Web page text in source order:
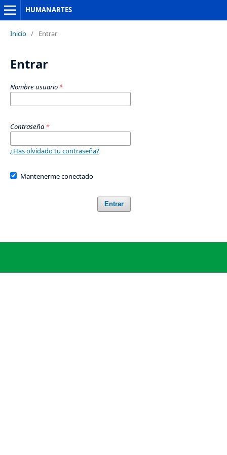
HUMANARTES
Inicio / Entrar
Entrar
Nombre usuario *
Contraseña *
¿Has olvidado tu contraseña?
Mantenerme conectado
Entrar